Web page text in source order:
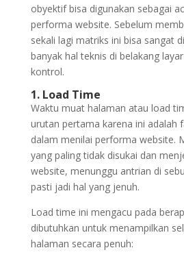
obyektif bisa digunakan sebagai
performa website. Sebelum
sekali lagi matriks ini bisa sangat
banyak hal teknis di belakang
kontrol.
1. Load Time
Waktu muat halaman atau load
urutan pertama karena ini adalah
dalam menilai performa website.
yang paling tidak disukai dan
website, menunggu antrian di
pasti jadi hal yang jenuh.
Load time ini mengacu pada
dibutuhkan untuk menampilkan
halaman secara penuh: